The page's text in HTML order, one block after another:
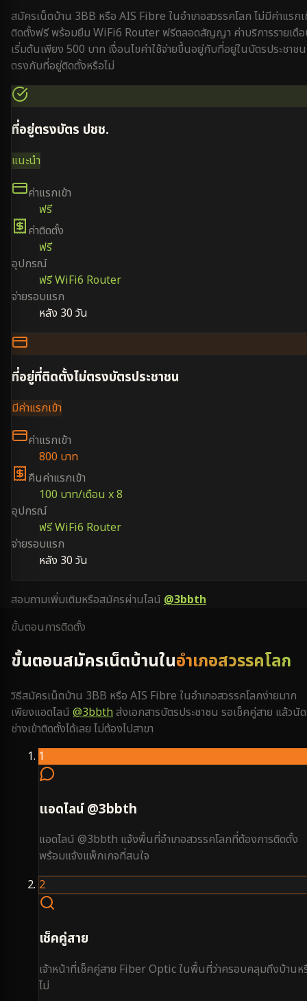
สมัครเน็ตบ้าน 3BB หรือ AIS Fibre ในอำเภอสวรรคโลก ไม่มีค่าแรกเ
ติดตั้งฟรี พร้อมยืม WiFi6 Router ฟรีตลอดสัญญา ค่าบริการรายเดื
เริ่มต้นเพียง 500 บาท เงื่อนไขค่าใช้จ่ายขึ้นอยู่กับที่อยู่ในบัตรประชาชน
ตรงกับที่อยู่ติดตั้งหรือไม่
ที่อยู่ตรงบัตร ปชช.
แนะนำ
ค่าแรกเข้า
ฟรี
ค่าติดตั้ง
ฟรี
อุปกรณ์
ฟรี WiFi6 Router
จ่ายรอบแรก
หลัง 30 วัน
ที่อยู่ที่ติดตั้งไม่ตรงบัตรประชาชน
มีค่าแรกเข้า
ค่าแรกเข้า
800 บาท
คืนค่าแรกเข้า
100 บาท/เดือน x 8
อุปกรณ์
ฟรี WiFi6 Router
จ่ายรอบแรก
หลัง 30 วัน
สอบถามเพิ่มเติมหรือสมัครผ่านไลน์ @3bbth
ขั้นตอนการติดตั้ง
ขั้นตอนสมัครเน็ตบ้านในอำเภอสวรรคโลก
วิธีสมัครเน็ตบ้าน 3BB หรือ AIS Fibre ในอำเภอสวรรคโลกง่ายมาก
เพียงแอดไลน์ @3bbthส่งเอกสารบัตรประชาชน รอเช็คคู่สาย แล้วนัด
ช่างเข้าติดตั้งได้เลย ไม่ต้องไปสาขา
1
แอดไลน์ @3bbth
แอดไลน์ @3bbth แจ้งพื้นที่อำเภอสวรรคโลกที่ต้องการติดตั้ง
พร้อมแจ้งแพ็กเกจที่สนใจ
2
เช็คคู่สาย
เจ้าหน้าที่เช็คคู่สาย Fiber Optic ในพื้นที่ว่าครอบคลุมถึงบ้านห
ไม่